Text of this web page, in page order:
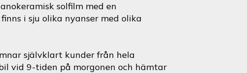
solfilm med en
i sju olika nyanser med olika
självklart kunder från hela
vid 9-tiden på morgonen och hämtar